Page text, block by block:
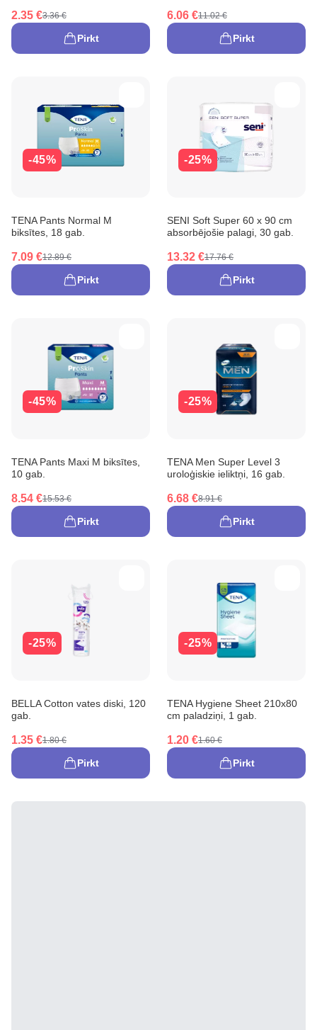
2.35 €3.36 €
Pirkt
6.06 €11.02 €
Pirkt
-45%
TENA Pants Normal M
biksītes, 18 gab.
7.09 €12.89 €
Pirkt
-25%
SENI Soft Super 60 x 90 cm
absorbējošie palagi, 30 gab.
13.32 €17.76 €
Pirkt
-45%
TENA Pants Maxi M biksītes,
10 gab.
8.54 €15.53 €
Pirkt
-25%
TENA Men Super Level 3
uroloģiskie ieliktņi, 16 gab.
6.68 €8.91 €
Pirkt
-25%
BELLA Cotton vates diski, 120
gab.
1.35 €1.80 €
Pirkt
-25%
TENA Hygiene Sheet 210x80
cm paladziņi, 1 gab.
1.20 €1.60 €
Pirkt